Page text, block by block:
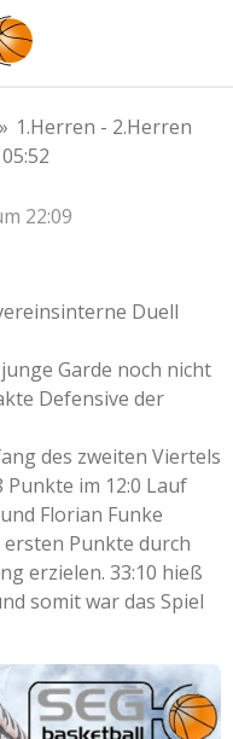
» 1.Herren - 2.Herren
22:09
Duell
Garde noch nicht
Defensive der
des zweiten Viertels
im 12:0 Lauf
Florian Funke
Punkte durch
erzielen. 33:10 hieß
somit war das Spiel